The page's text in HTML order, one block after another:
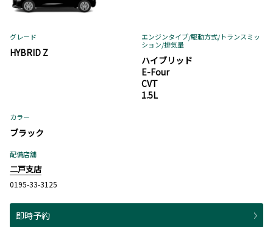
グレード
HYBRID Z
エンジンタイプ/駆動方式/トランスミッ
ション/排気量
ハイブリッド
E-Four
CVT
1.5L
カラー
ブラック
配備店舗
二戸支店
0195-33-3125
即時予約